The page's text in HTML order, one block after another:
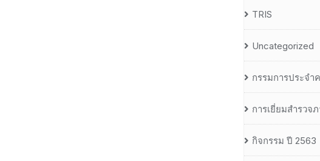
TRIS
Uncategorized
กรรมการประจำ
การเยี่ยมสำรวจ
กิจกรรม ปี 2563